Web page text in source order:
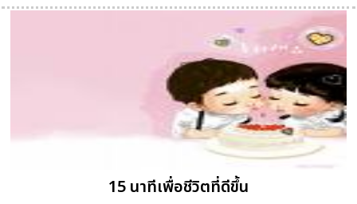
15 นาทีเพื่อชีวิตที่ดีขึ้น